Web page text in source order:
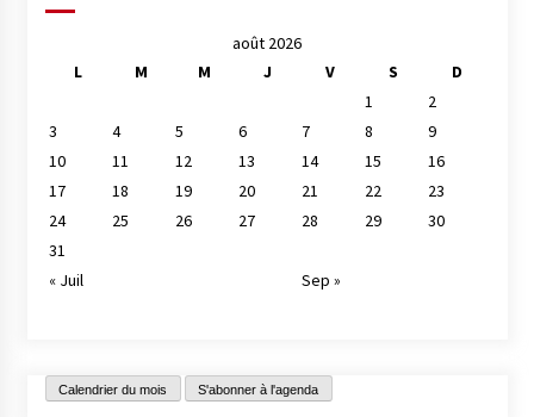
août 2026
L
M M J V S
D
1
2
3
4 5 6 7 8
9
10
11 12 13 14 15
16
17
18 19 20 21 22
23
24
25 26 27 28 29
30
31
« Juil
Sep »
Calendrier du mois S'abonner à l'agenda